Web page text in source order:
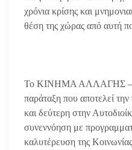
χρόνια κρίσης και
θέση της χώρας από αυτή
Το ΚΙΝΗΜΑ ΑΛΛΑΓΗΣ –
παράταξη που αποτελεί
και δεύτερη στην
συνεννόηση με
καλυτέρευση της